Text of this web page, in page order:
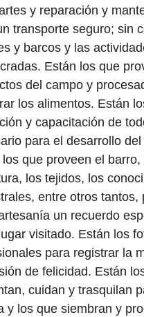
y reparación y
transporte seguro; sin
y barcos y las
Están los que
del campo y
los alimentos. Están
y capacitación de
para el desarrollo
los que proveen el barro,
los tejidos, los
entre otros tantos,
un recuerdo
visitado. Están los
para registrar la
de felicidad. Están
cuidan y trasquilan
y los que siembran y